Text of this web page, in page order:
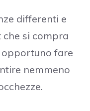
differenti e
che si compra
opportuno fare
nemmeno